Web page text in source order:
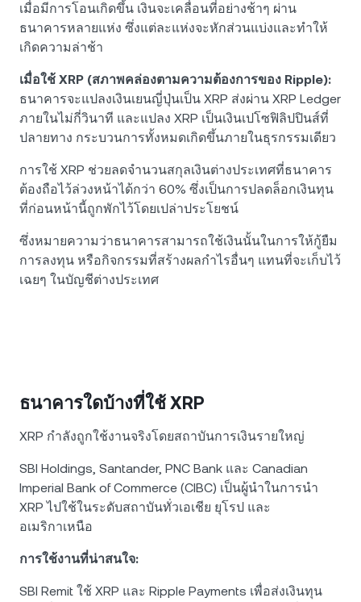
เมื่อมีการโอนเกิดขึ้น เงินจะเคลื่อนที่อย่างช้าๆ ผ่าน
ธนาคารหลายแห่ง ซึ่งแต่ละแห่งจะหักส่วนแบ่งและทำให้
เกิดความล่าช้า
เมื่อใช้ XRP (สภาพคล่องตามความต้องการของ Ripple):
ธนาคารจะแปลงเงินเยนญี่ปุ่นเป็น XRP ส่งผ่าน XRP Ledger
ภายในไม่กี่วินาที และแปลง XRP เป็นเงินเปโซฟิลิปปินส์ที่
ปลายทาง กระบวนการทั้งหมดเกิดขึ้นภายในธุรกรรมเดียว
การใช้ XRP ช่วยลดจำนวนสกุลเงินต่างประเทศที่ธนาคาร
ต้องถือไว้ล่วงหน้าได้กว่า 60% ซึ่งเป็นการปลดล็อกเงินทุน
ที่ก่อนหน้านี้ถูกพักไว้โดยเปล่าประโยชน์
ซึ่งหมายความว่าธนาคารสามารถใช้เงินนั้นในการให้กู้ยืม
การลงทุน หรือกิจกรรมที่สร้างผลกำไรอื่นๆ แทนที่จะเก็บไว้
เฉยๆ ในบัญชีต่างประเทศ
ธนาคารใดบ้างที่ใช้ XRP
XRP กำลังถูกใช้งานจริงโดยสถาบันการเงินรายใหญ่
SBI Holdings, Santander, PNC Bank และ Canadian
Imperial Bank of Commerce (CIBC) เป็นผู้นำในการนำ
XRP ไปใช้ในระดับสถาบันทั่วเอเชีย ยุโรป และ
อเมริกาเหนือ
การใช้งานที่น่าสนใจ:
SBI Remit ใช้ XRP และ Ripple Payments เพื่อส่งเงินทุน